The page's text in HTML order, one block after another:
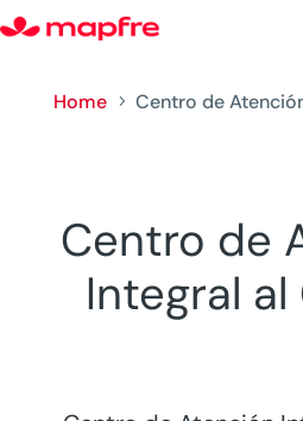
Home 5 Centro de
Centro de
Integral